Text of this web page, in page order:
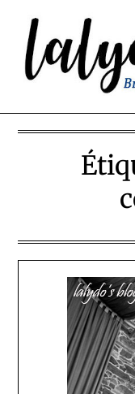
content